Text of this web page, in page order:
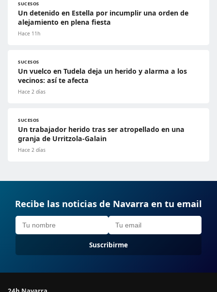
SUCESOS
Un detenido en Estella por incumplir una orden de
alejamiento en plena fiesta
Hace 11h
SUCESOS
Un vuelco en Tudela deja un herido y alarma a los
vecinos: así te afecta
Hace 2 días
SUCESOS
Un trabajador herido tras ser atropellado en una
granja de Urritzola-Galain
Hace 2 días
Recibe las noticias de Navarra en tu email
Suscribirme